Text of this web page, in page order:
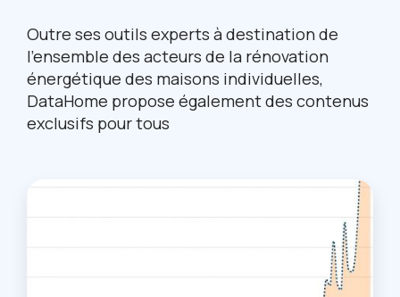
Outre ses outils experts à destination de
l’ensemble des acteurs de la rénovation
énergétique des maisons individuelles,
DataHome propose également des contenus
exclusifs pour tous